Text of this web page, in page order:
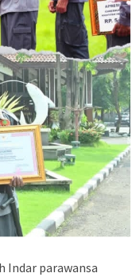
Indar parawansa